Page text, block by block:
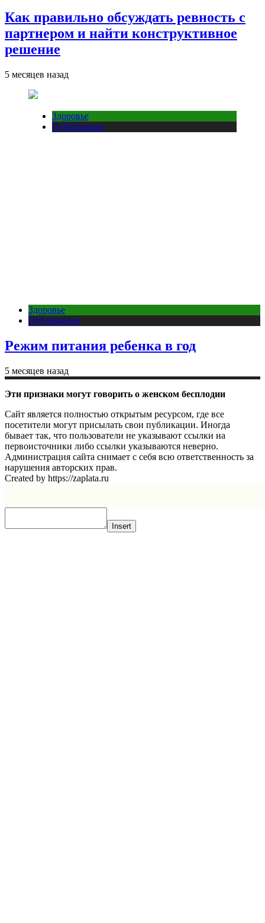
Как правильно обсуждать ревность с
партнером и найти конструктивное
решение
5 месяцев назад
Здоровье
Публикации
Здоровье
Публикации
Режим питания ребенка в год
5 месяцев назад
Эти признаки могут говорить о женском бесплодии
Сайт является полностью открытым ресурсом, где все
посетители могут присылать свои публикации. Иногда
бывает так, что пользователи не указывают ссылки на
первоисточники либо ссылки указываются неверно.
Администрация сайта снимает с себя всю ответственность за
нарушения авторских прав.
Created by https://zaplata.ru
Insert